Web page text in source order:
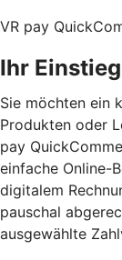
VR pay
Ihr
Sie möchten ein
Produkten oder
pay
einfache Online-
digitalem
pauschal
ausgewählte